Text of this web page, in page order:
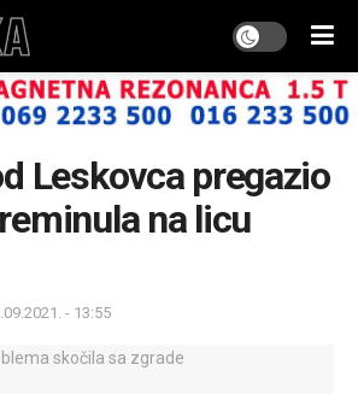
Leskovca pregazio
na licu
- 13:55